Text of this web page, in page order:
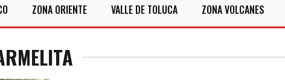
ZONA ORIENTE VALLE DE TOLUCA ZONA VOLCANES